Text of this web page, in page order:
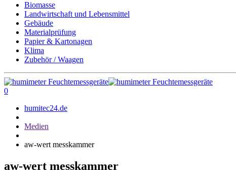
Biomasse
Landwirtschaft und Lebensmittel
Gebäude
Materialprüfung
Papier & Kartonagen
Klima
Zubehör / Waagen
0
humitec24.de
Medien
aw-wert messkammer
aw-wert messkammer